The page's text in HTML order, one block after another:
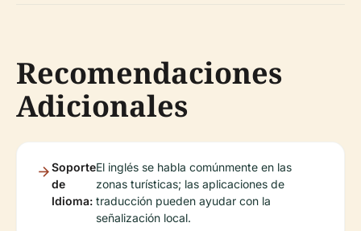
Recomendaciones
Adicionales
Soporte
de
Idioma:
El inglés se habla comúnmente en las
zonas turísticas; las aplicaciones de
traducción pueden ayudar con la
señalización local.